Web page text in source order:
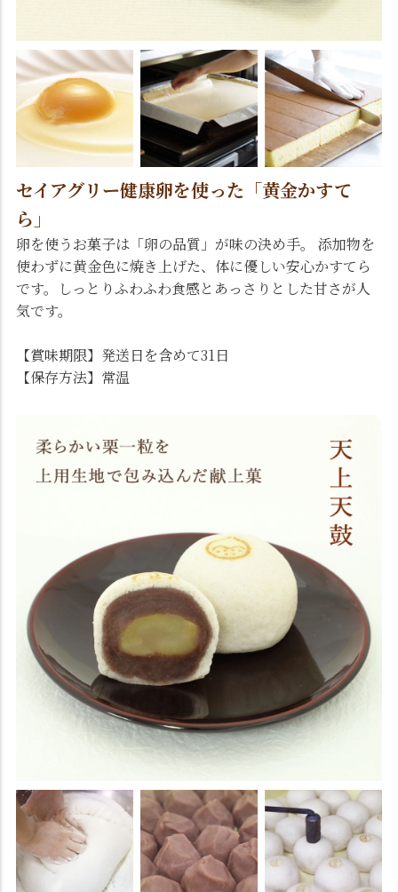
セイアグリー健康卵を使った「黄金かすて
ら」
卵を使うお菓子は「卵の品質」が味の決め手。 添加物を
使わずに黄金色に焼き上げた、体に優しい安心かすてら
です。しっとりふわふわ食感とあっさりとした甘さが人
気です。
【賞味期限】発送日を含めて31日
【保存方法】常温